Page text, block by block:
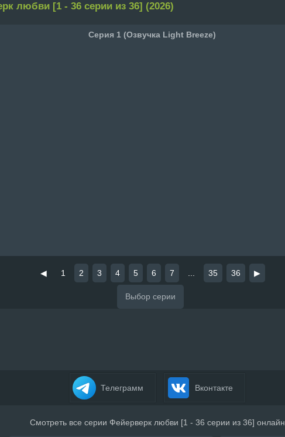
любви [1 - 36 серии из 36] (2026)
Серия 1 (Озвучка Light Breeze)
◀ 1 2 3 4 5 6 7 35 36 ▶
Телеграмм Вконтакте
Смотреть все серии Фейерверк любви [1 - 36 серии из 36] онлайн